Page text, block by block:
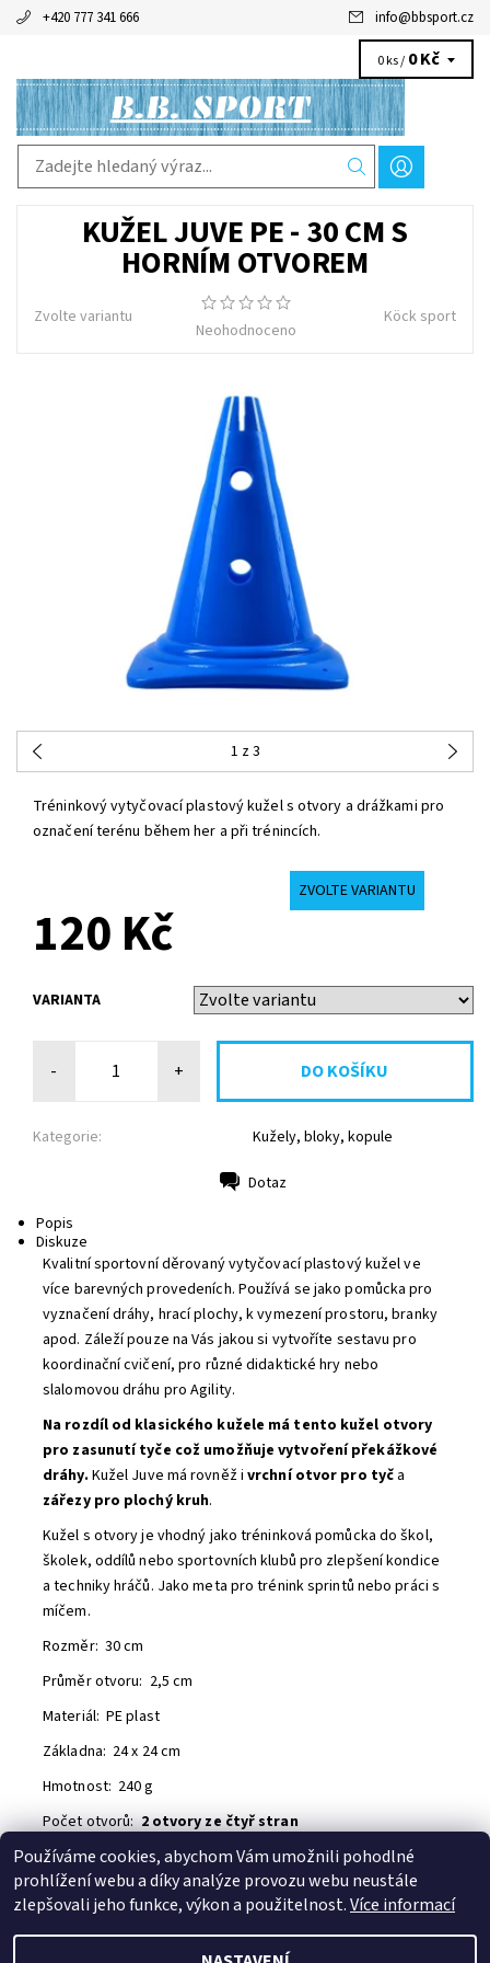
+420 777 341 666 info@bbsport.cz
0 ks / 0 Kč
KUŽEL JUVE PE - 30 CM S
HORNÍM OTVOREM
Zvolte variantu
Neohodnoceno
Köck sport
1 z 3
Tréninkový vytyčovací plastový kužel s otvory a drážkami pro
označení terénu během her a při trénincích.
ZVOLTE VARIANTU
120 Kč
VARIANTA
- +
Kategorie: Kužely, bloky, kopule
Dotaz
Popis
Diskuze
Kvalitní sportovní děrovaný vytyčovací plastový kužel ve
více barevných provedeních. Používá se jako pomůcka pro
vyznačení dráhy, hrací plochy, k vymezení prostoru, branky
apod. Záleží pouze na Vás jakou si vytvoříte sestavu pro
koordinační cvičení, pro různé didaktické hry nebo
slalomovou dráhu pro Agility.
Na rozdíl od klasického kužele má tento kužel otvory
pro zasunutí tyče což umožňuje vytvoření překážkové
dráhy. Kužel Juve má rovněž ivrchní otvor pro tyč a
zářezy pro plochý kruh.
Kužel s otvory je vhodný jako tréninková pomůcka do škol,
školek, oddílů nebo sportovních klubů pro zlepšení kondice
a techniky hráčů. Jako meta pro trénink sprintů nebo práci s
míčem.
Rozměr: 30 cm
Průměr otvoru: 2,5 cm
Materiál: PE plast
Základna: 24 x 24 cm
Hmotnost: 240 g
Počet otvorů:2 otvory ze čtyř stran
Buďte první, kdo napíše příspěvek k této položce.
Přidat komentář
Používáme cookies, abychom Vám umožnili pohodlné
prohlížení webu a díky analýze provozu webu neustále
zlepšovali jeho funkce, výkon a použitelnost.Více informací